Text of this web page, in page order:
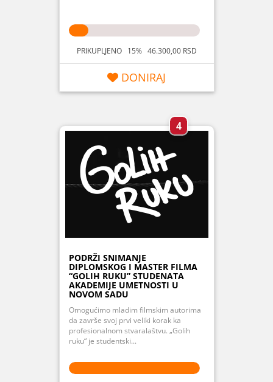
PRIKUPLJENO 15% 46.300,00 RSD
DONIRAJ
4
PODRŽI SNIMANJE
DIPLOMSKOG I MASTER FILMA
“GOLIH RUKU” STUDENATA
AKADEMIJE UMETNOSTI U
NOVOM SADU
Omogućimo mladim filmskim autorima
da završe svoj prvi veliki korak ka
profesionalnom stvaralaštvu. „Golih
ruku“ je studentski...